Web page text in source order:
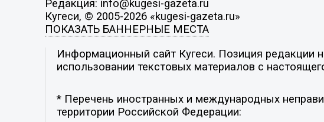
Редакция: info@kugesi-gazeta.ru
Кугеси, © 2005-2026 «kugesi-gazeta.ru»
ПОКАЗАТЬ БАННЕРНЫЕ МЕСТА
Информационный сайт Кугеси. Позиция редакции
использовании текстовых материалов с
* Перечень иностранных и международных
территории Российской Федерации: